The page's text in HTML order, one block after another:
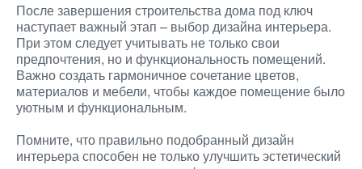
После завершения строительства дома под ключ
наступает важный этап – выбор дизайна интерьера.
При этом следует учитывать не только свои
предпочтения, но и функциональность помещений.
Важно создать гармоничное сочетание цветов,
материалов и мебели, чтобы каждое помещение было
уютным и функциональным.
Помните, что правильно подобранный дизайн
интерьера способен не только улучшить эстетический